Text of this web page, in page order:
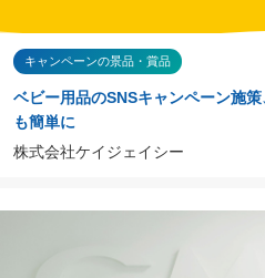
キャンペーンの景品・賞品
ベビー用品のSNSキャンペーン施
も簡単に
株式会社ケイジェイシー